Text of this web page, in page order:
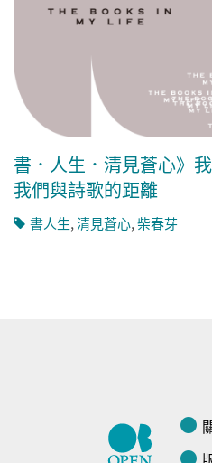
書．人生．清見蒼心》
我們與詩歌的距離
書人生,清見蒼心,柴春芽